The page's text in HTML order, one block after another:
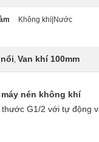
Không khí|Nước
, Van khí 100mm
nén không khí
G1/2 với tự động